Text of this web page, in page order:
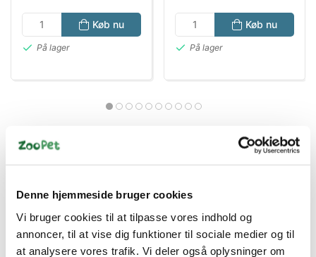
Denne hjemmeside bruger cookies
Vi bruger cookies til at tilpasse vores indhold og
annoncer, til at vise dig funktioner til sociale medier og til
at analysere vores trafik. Vi deler også oplysninger om
Køb nu
På lager
Køb nu
På lager
Bestsælgende varer i Kattelegetøj